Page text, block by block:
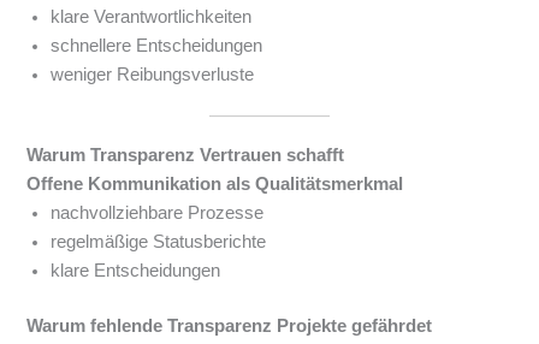
klare Verantwortlichkeiten
schnellere Entscheidungen
weniger Reibungsverluste
Warum Transparenz Vertrauen schafft
Offene Kommunikation als Qualitätsmerkmal
nachvollziehbare Prozesse
regelmäßige Statusberichte
klare Entscheidungen
Warum fehlende Transparenz Projekte gefährdet